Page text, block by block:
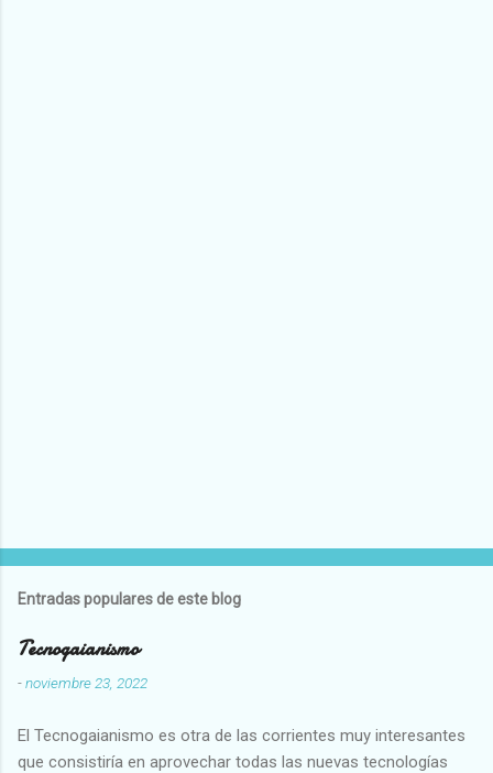
Entradas populares de este blog
Tecnogaianismo
-noviembre 23, 2022
El Tecnogaianismo es otra de las corrientes muy interesantes
que consistiría en aprovechar todas las nuevas tecnologías